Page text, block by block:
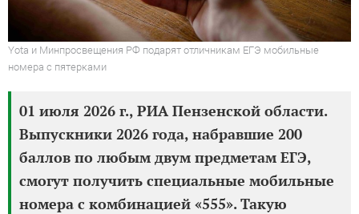
Yota и Минпросвещения РФ подарят отличникам ЕГЭ мобильные
номера с пятерками
01 июля 2026 г., РИА Пензенской области.
Выпускники 2026 года, набравшие 200
баллов по любым двум предметам ЕГЭ,
смогут получить специальные мобильные
номера с комбинацией «555». Такую